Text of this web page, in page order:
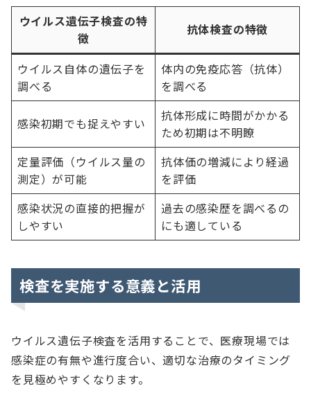
ウイルス遺伝子検査の特
徴
抗体検査の特徴
ウイルス自体の遺伝子を
調べる
体内の免疫応答（抗体）
を調べる
感染初期でも捉えやすい
抗体形成に時間がかかる
ため初期は不明瞭
定量評価（ウイルス量の
測定）が可能
抗体価の増減により経過
を評価
感染状況の直接的把握が
しやすい
過去の感染歴を調べるの
にも適している
検査を実施する意義と活用
ウイルス遺伝子検査を活用することで、医療現場では
感染症の有無や進行度合い、適切な治療のタイミング
を見極めやすくなります。